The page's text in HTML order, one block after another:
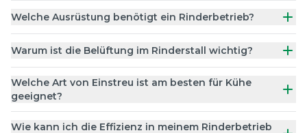
Welche Ausrüstung benötigt ein Rinderbetrieb?
Warum ist die Belüftung im Rinderstall wichtig?
Welche Art von Einstreu ist am besten für Kühe
geeignet?
Wie kann ich die Effizienz in meinem Rinderbetrieb